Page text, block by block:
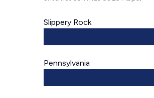
Slippery Rock
Pennsylvania